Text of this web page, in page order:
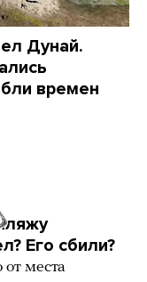
Дунай.
времен
Его сбили?
места